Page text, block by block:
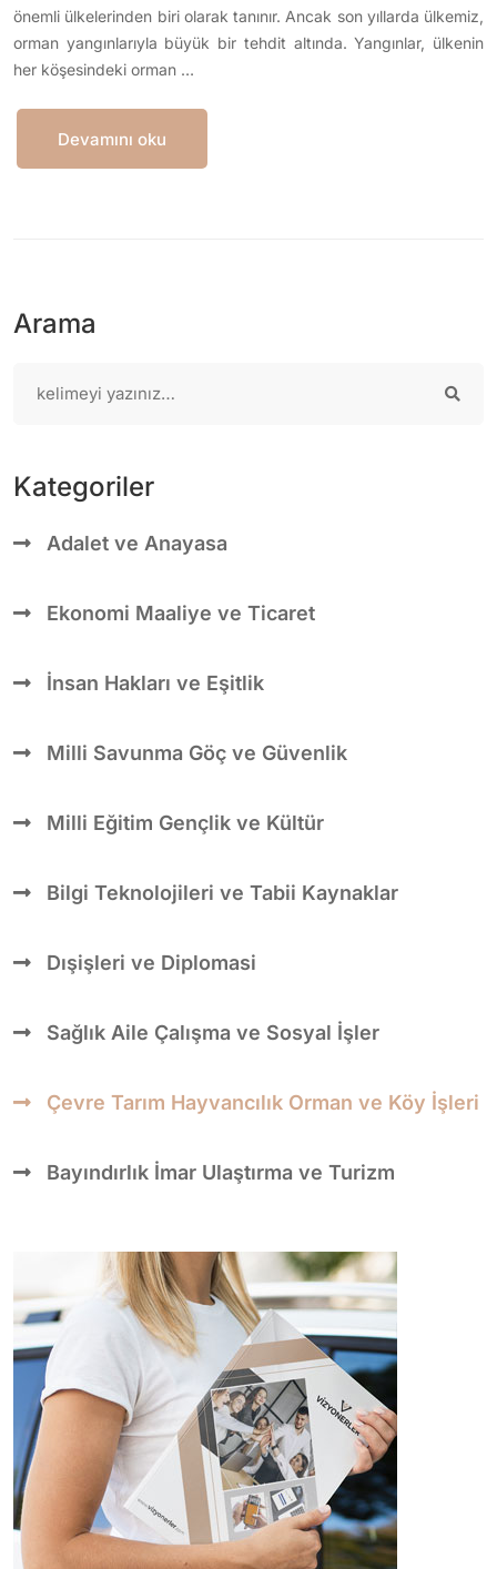
Arama
Kategoriler
Adalet ve Anayasa
Ekonomi Maaliye ve Ticaret
İnsan Hakları ve Eşitlik
Milli Savunma Göç ve Güvenlik
Milli Eğitim Gençlik ve Kültür
Bilgi Teknolojileri ve Tabii Kaynaklar
Dışişleri ve Diplomasi
Sağlık Aile Çalışma ve Sosyal İşler
Çevre Tarım Hayvancılık Orman ve Köy İşleri
Bayındırlık İmar Ulaştırma ve Turizm
önemli ülkelerinden biri olarak tanınır. Ancak son yıllarda ülkemiz,
orman yangınlarıyla büyük bir tehdit altında. Yangınlar, ülkenin
her köşesindeki orman …
Devamını oku